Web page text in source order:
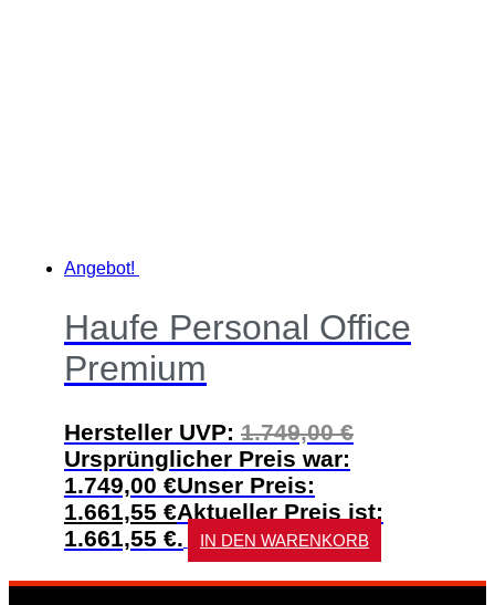
Angebot!
Haufe Personal Office
Premium
Hersteller UVP: 1.749,00€
Ursprünglicher Preis war:
1.749,00 €Unser Preis:
1.661,55 €Aktueller Preis ist:
1.661,55 €.
IN DEN WARENKORB